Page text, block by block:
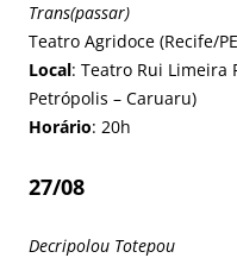
Trans(passar)
Teatro Agridoce (Recife/
Local: Teatro Rui Limeira
Petrópolis – Caruaru)
Horário: 20h
27/08
Decripolou Totepou